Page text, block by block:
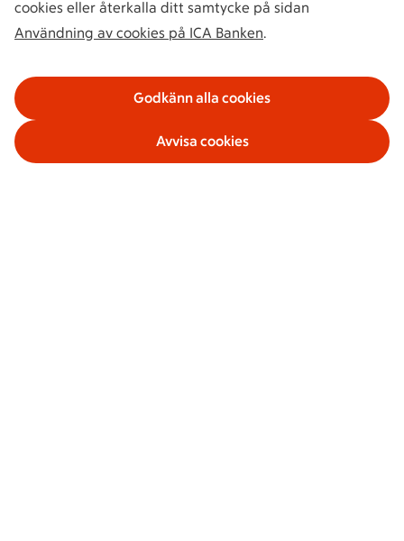
cookies eller återkalla ditt samtycke på sidan
Användning av cookies på ICA Banken.
Godkänn alla cookies
Avvisa cookies